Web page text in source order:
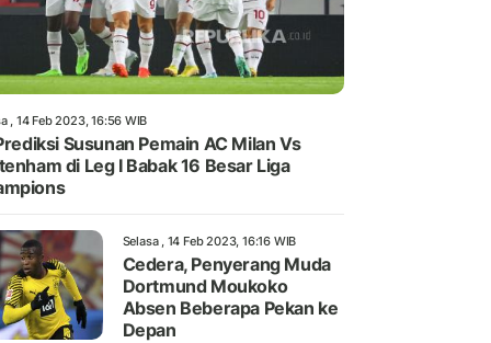
, 14 Feb 2023, 16:56 WIB
Susunan Pemain AC Milan Vs
di Leg I Babak 16 Besar Liga
Selasa , 14 Feb 2023, 16:16 WIB
Cedera, Penyerang Muda
Dortmund Moukoko
Absen Beberapa Pekan ke
Depan